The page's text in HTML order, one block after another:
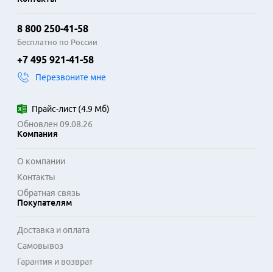
8 800 250-41-58
Бесплатно по России
+7 495 921-41-58
Перезвоните мне
Прайс-лист(4.9 Мб)
Обновлен 09.08.26
Компания
О компании
Контакты
Обратная связь
Покупателям
Доставка и оплата
Самовывоз
Гарантия и возврат